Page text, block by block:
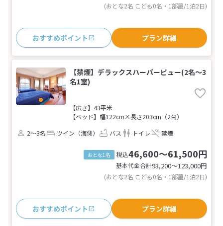
(おとな2名 こども0名・1部屋/1泊2日)
おすすめポイント プラン詳細
【禁煙】デラックスハーバービュー(2名～3
名1室)
【広さ】43平米
【ベッド】幅122cm×長さ203cm（2台）
2～3名
ツイン（海側） バス トイレ 禁煙
おとな1名 税込46,600～61,500円
基本代金合計93,200〜123,000円
(おとな2名 こども0名・1部屋/1泊2日)
おすすめポイント プラン詳細